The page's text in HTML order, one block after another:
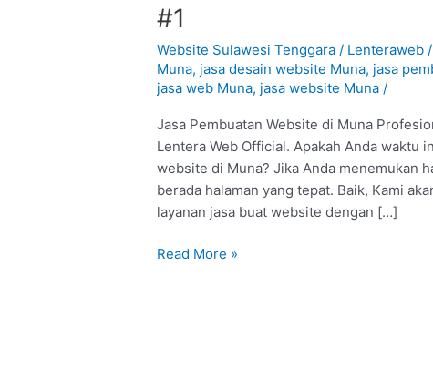
#1
Website Sulawesi Tenggara / Lenteraweb/
Muna, jasa desain website Muna, jasa
jasa web Muna, jasa website Muna /
Jasa Pembuatan Website di Muna
Lentera Web Official. Apakah Anda waktu
website di Muna? Jika Anda menemukan
berada halaman yang tepat. Baik, Kami
layanan jasa buat website dengan […]
Website
di
Muna
:
#1
Read More »